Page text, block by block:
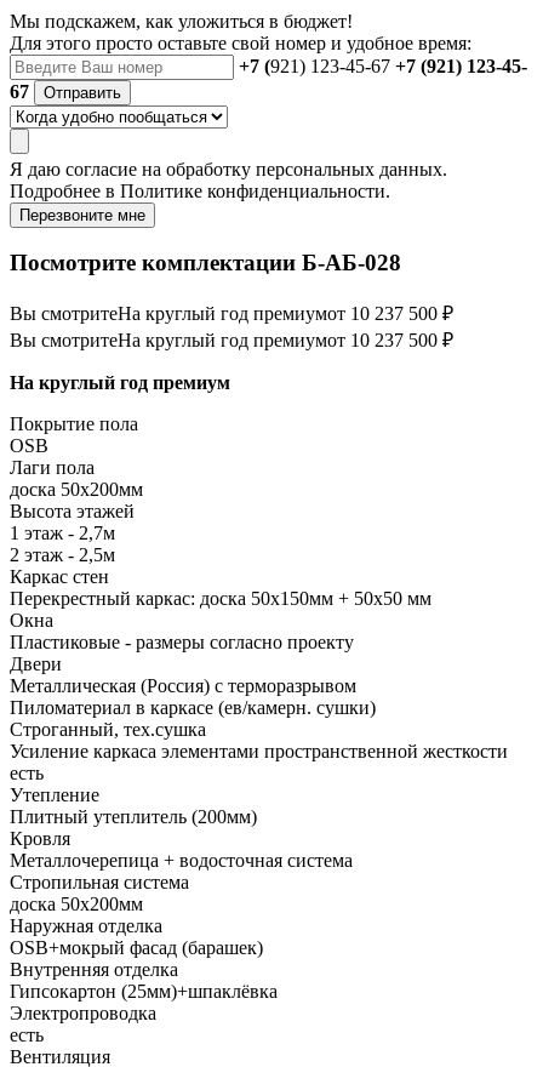
Мы подскажем, как уложиться в бюджет!
Для этого просто оставьте свой номер и удобное время:
+7 (921) 123-45-67 +7 (921) 123-45-
67
Отправить
Я даю согласие на обработку персональных данных.
Подробнее в Политике конфиденциальности.
Перезвоните мне
Посмотрите комплектации Б-АБ-028
Вы смотритеНа круглый год премиумот 10 237 500 ₽
Вы смотритеНа круглый год премиумот 10 237 500 ₽
На круглый год премиум
Покрытие пола
ОSB
Лаги пола
доска 50х200мм
Высота этажей
1 этаж - 2,7м
2 этаж - 2,5м
Каркас стен
Перекрестный каркас: доска 50х150мм + 50х50 мм
Окна
Пластиковые - размеры согласно проекту
Двери
Металлическая (Россия) с терморазрывом
Пиломатериал в каркасе (ев/камерн. сушки)
Строганный, тех.сушка
Усиление каркаса элементами пространственной жесткости
есть
Утепление
Плитный утеплитель (200мм)
Кровля
Металлочерепица + водосточная система
Стропильная система
доска 50х200мм
Наружная отделка
OSB+мокрый фасад (барашек)
Внутренняя отделка
Гипсокартон (25мм)+шпаклёвка
Электропроводка
есть
Вентиляция